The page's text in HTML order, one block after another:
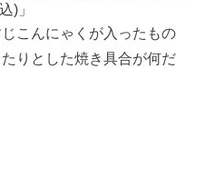
)」
こんにゃくが入ったもの
りとした焼き具合が何だ